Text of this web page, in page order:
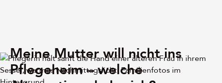
Meine Mutter will nicht ins
Pflegeheim – welche